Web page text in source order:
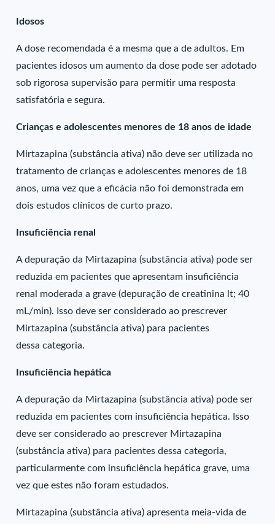
Idosos
A dose recomendada é a mesma que a de adultos. Em
pacientes idosos um aumento da dose pode ser adotado
sob rigorosa supervisão para permitir uma resposta
satisfatória e segura.
Crianças e adolescentes menores de 18 anos de idade
Mirtazapina (substância ativa) não deve ser utilizada no
tratamento de crianças e adolescentes menores de 18
anos, uma vez que a eficácia não foi demonstrada em
dois estudos clínicos de curto prazo.
Insuficiência renal
A depuração da Mirtazapina (substância ativa) pode ser
reduzida em pacientes que apresentam insuficiência
renal moderada a grave (depuração de creatinina lt; 40
mL/min). Isso deve ser considerado ao prescrever
Mirtazapina (substância ativa) para pacientes
dessa categoria.
Insuficiência hepática
A depuração da Mirtazapina (substância ativa) pode ser
reduzida em pacientes com insuficiência hepática. Isso
deve ser considerado ao prescrever Mirtazapina
(substância ativa) para pacientes dessa categoria,
particularmente com insuficiência hepática grave, uma
vez que estes não foram estudados.
Mirtazapina (substância ativa) apresenta meia-vida de